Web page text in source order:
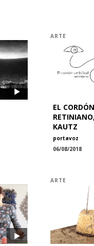
ARTE
EL
KAUTZ
portavoz
06/08/2018
ARTE